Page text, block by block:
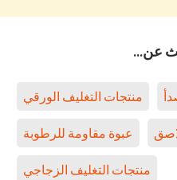
عن...
منتجات التغليف الورقي
عبوة مقاومة للرطوبة
منتجات التغليف الزجاجي